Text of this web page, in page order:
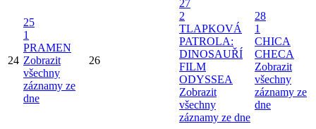
24
25
1
PRAMEN
Zobrazit
všechny
záznamy ze
dne
26
27
2
TLAPKOVÁ
PATROLA:
DINOSAUŘÍ
FILM
ODYSSEA
Zobrazit
všechny
záznamy ze dne
28
1
CHICA
CHECA
Zobrazit
všechny
záznamy ze
dne